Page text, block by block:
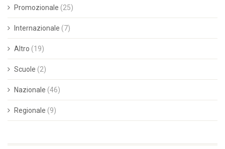
Promozionale (25)
Internazionale (7)
Altro (19)
Scuole (2)
Nazionale (46)
Regionale (9)